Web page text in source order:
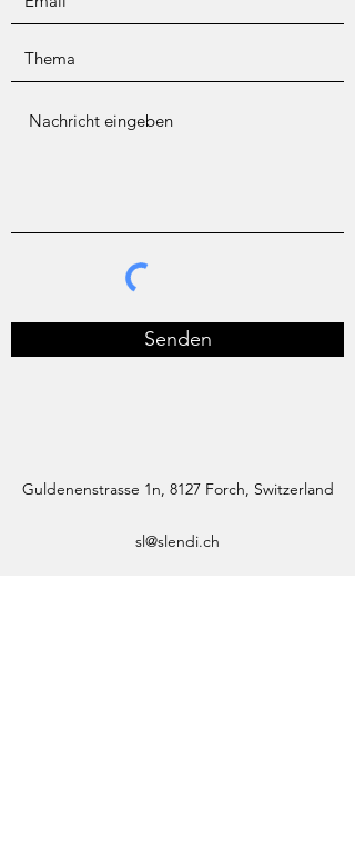
Senden
Guldenenstrasse 1n, 8127 Forch, Switzerland
sl@slendi.ch